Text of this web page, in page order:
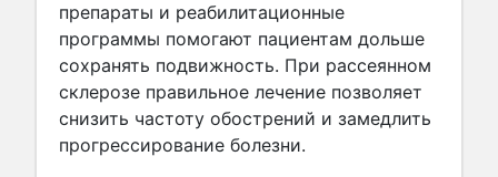
препараты и реабилитационные
программы помогают пациентам дольше
сохранять подвижность. При рассеянном
склерозе правильное лечение позволяет
снизить частоту обострений и замедлить
прогрессирование болезни.